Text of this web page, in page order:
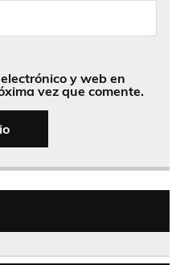
y web en
vez que comente.